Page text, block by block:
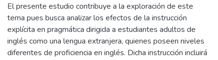
El presente estudio contribuye a la exploración de este
tema pues busca analizar los efectos de la instrucción
explícita en pragmática dirigida a estudiantes adultos de
inglés como una lengua extranjera, quienes poseen niveles
diferentes de proficiencia en inglés. Dicha instrucción incluirá